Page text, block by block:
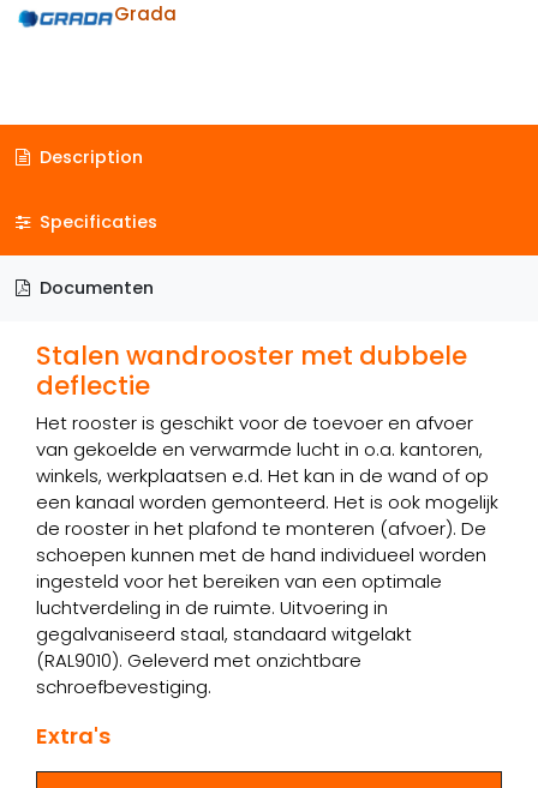
Grada
Description
Specificaties
Documenten
Stalen wandrooster met dubbele
deflectie
Het rooster is geschikt voor de toevoer en afvoer
van gekoelde en verwarmde lucht in o.a. kantoren,
winkels, werkplaatsen e.d. Het kan in de wand of op
een kanaal worden gemonteerd. Het is ook mogelijk
de rooster in het plafond te monteren (afvoer). De
schoepen kunnen met de hand individueel worden
ingesteld voor het bereiken van een optimale
luchtverdeling in de ruimte. Uitvoering in
gegalvaniseerd staal, standaard witgelakt
(RAL9010). Geleverd met onzichtbare
schroefbevestiging.
Extra's